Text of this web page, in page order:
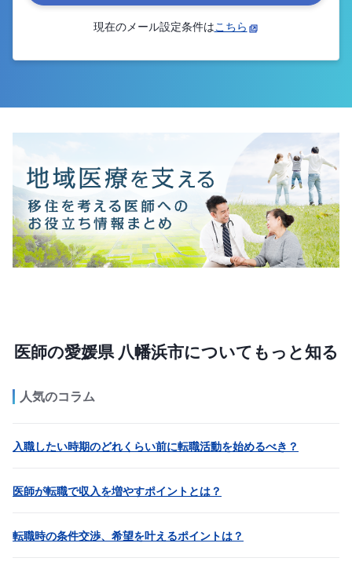
現在のメール設定条件はこちら
医師の愛媛県 八幡浜市についてもっと知る
人気のコラム
入職したい時期のどれくらい前に転職活動を始めるべき？
医師が転職で収入を増やすポイントとは？
転職時の条件交渉、希望を叶えるポイントは？